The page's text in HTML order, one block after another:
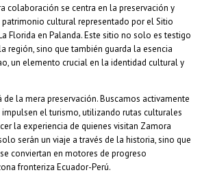
colaboración se centra en la preservación y
cultural representado por el Sitio
Florida en Palanda. Este sitio no solo es testigo
región, sino que también guarda la esencia
un elemento crucial en la identidad cultural y
la mera preservación. Buscamos activamente
el turismo, utilizando rutas culturales
la experiencia de quienes visitan Zamora
serán un viaje a través de la historia, sino que
conviertan en motores de progreso
fronteriza Ecuador-Perú.